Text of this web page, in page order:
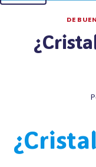
DE